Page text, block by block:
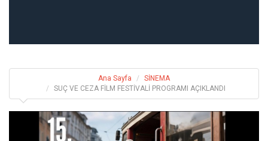
Ana Sayfa
SİNEMA
SUÇ VE CEZA FİLM FESTİVALİ PROGRAMI AÇIKLANDI